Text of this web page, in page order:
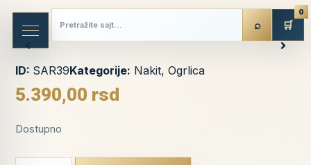
ID: SAR39Kategorije: Nakit, Ogrlica
5.390,00 rsd
Dostupno
🛒
0